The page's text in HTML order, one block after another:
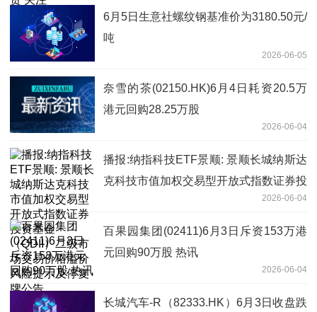
6月5日生意社螺纹钢基准价为3180.50元/
吨
2026-06-05
奈雪的茶(02150.HK)6月4日耗资20.5万
港元回购28.25万股
2026-06-04
播报:纳指科技ETF景顺: 景顺长城纳斯达
克科技市值加权交易型开放式指数证券投
资基金（QDII）二级市场交易价格溢价风
险提示及停复牌公告
2026-06-04
百果园集团(02411)6月3日斥资153万港
元回购90万股 热讯
2026-06-04
长城汽车-R（82333.HK）6月3日收盘跌